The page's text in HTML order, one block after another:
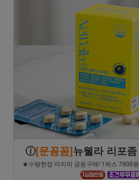
ⓘ[문꼼꼼]뉴웰라 리포
★수량한정 마지막 공동구매! 1박스 7900